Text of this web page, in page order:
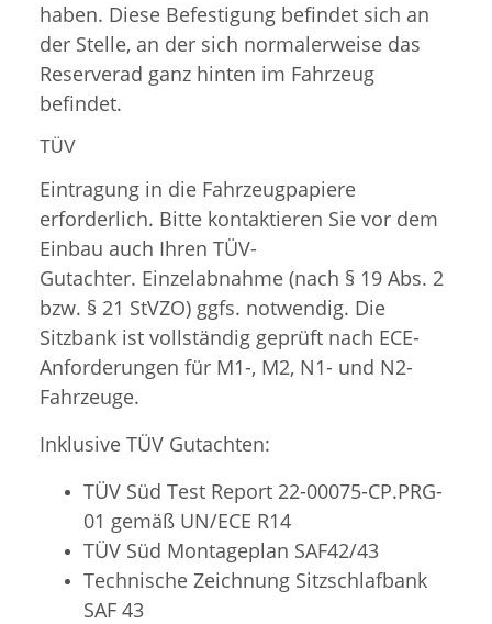
haben. Diese Befestigung befindet sich an
der Stelle, an der sich normalerweise das
Reserverad ganz hinten im Fahrzeug
befindet.
TÜV
Eintragung in die Fahrzeugpapiere
erforderlich. Bitte kontaktieren Sie vor dem
Einbau auch Ihren TÜV-
Gutachter. Einzelabnahme (nach § 19 Abs. 2
bzw. § 21 StVZO) ggfs. notwendig. Die
Sitzbank ist vollständig geprüft nach ECE-
Anforderungen für M1-, M2, N1- und N2-
Fahrzeuge.
Inklusive TÜV Gutachten:
TÜV Süd Test Report 22-00075-CP.PRG-
01 gemäß UN/ECE R14
TÜV Süd Montageplan SAF42/43
Technische Zeichnung Sitzschlafbank
SAF 43